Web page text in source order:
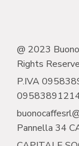
@ 2023
Rights
P.IVA
Pannella 34